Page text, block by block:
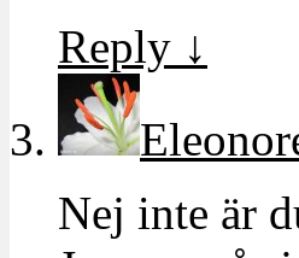
Reply ↓
Nej inte är